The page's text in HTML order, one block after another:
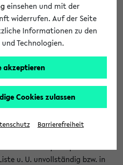
Veranstaltungstermine
oder innerhalb der nächsten 2
werden nur Termine,
und nicht
Semester.
Raumänderungen kann nur
Fakultäten von den Lehrenden
mitgeteilt und diese Änderungen
u. U. unvollständig bzw. in
einsehen und mit der
widerrufen. Auf der Seite
Informationen zu den
Technologien.
akzeptieren
Cookies zulassen
Barrierefreiheit